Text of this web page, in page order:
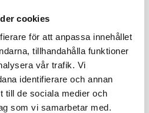
cookies
för att anpassa innehållet
tillhandahålla funktioner
vår trafik. Vi
identifierare och annan
till de sociala medier och
som vi samarbetar med.
i Karis stängs
i direkt anslutning till